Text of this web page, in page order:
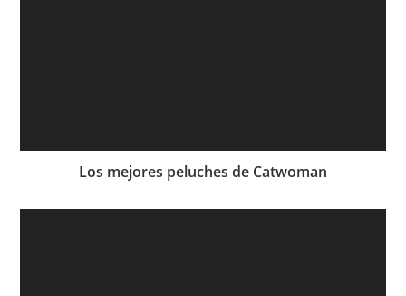
Los mejores peluches de Catwoman